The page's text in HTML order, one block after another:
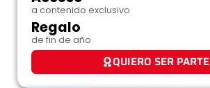
a contenido exclusivo
Regalo
de fin de año
QUIERO SER PARTE